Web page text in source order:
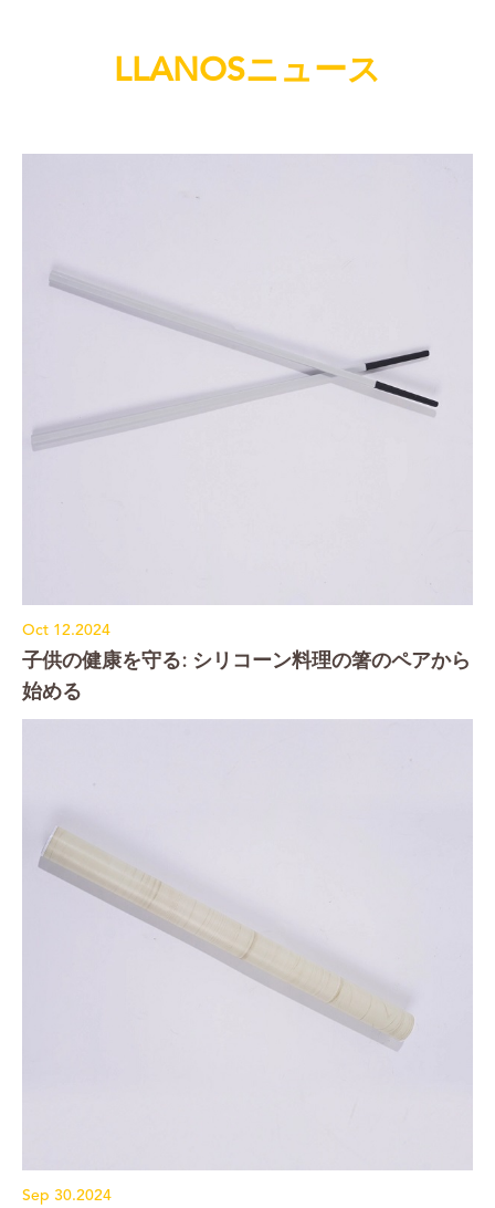
LLANOSニュース
Oct 12.2024
子供の健康を守る: シリコーン料理の箸のペアから
始める
Sep 30.2024